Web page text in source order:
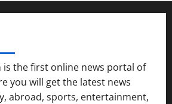
is the first online news portal of
you will get the latest news
abroad, sports, entertainment,